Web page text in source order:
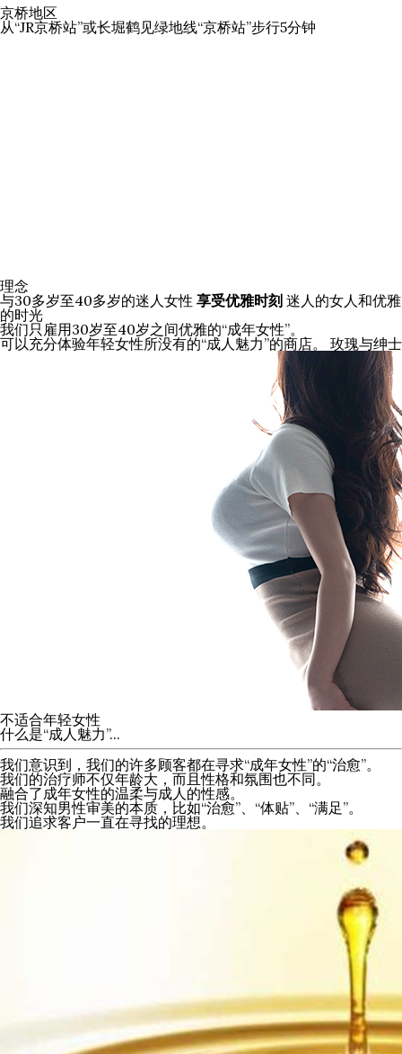
京桥地区
从“JR京桥站”或长堀鹤见绿地线“京桥站”步行5分钟
理念
与30多岁至40多岁的迷人女性 享受优雅时刻 迷人的女人和优雅
的时光
我们只雇用30岁至40岁之间优雅的“成年女性”。
可以充分体验年轻女性所没有的“成人魅力”的商店。 玫瑰与绅士
不适合年轻女性
什么是“成人魅力”...
我们意识到，我们的许多顾客都在寻求“成年女性”的“治愈”。
我们的治疗师不仅年龄大，而且性格和氛围也不同。
融合了成年女性的温柔与成人的性感。
我们深知男性审美的本质，比如“治愈”、“体贴”、“满足”。
我们追求客户一直在寻找的理想。